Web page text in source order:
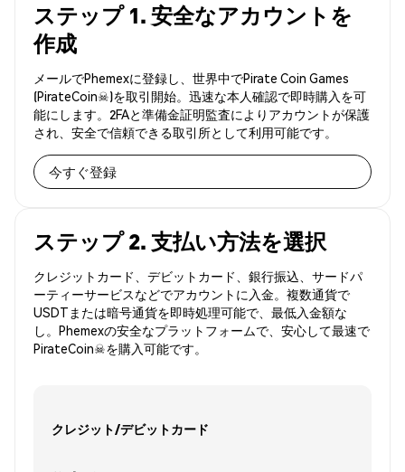
ステップ 1. 安全なアカウントを
作成
メールでPhemexに登録し、世界中でPirate Coin Games
(PirateCoin☠)を取引開始。迅速な本人確認で即時購入を可
能にします。2FAと準備金証明監査によりアカウントが保護
され、安全で信頼できる取引所として利用可能です。
今すぐ登録
ステップ 2. 支払い方法を選択
クレジットカード、デビットカード、銀行振込、サードパ
ーティーサービスなどでアカウントに入金。複数通貨で
USDTまたは暗号通貨を即時処理可能で、最低入金額な
し。Phemexの安全なプラットフォームで、安心して最速で
PirateCoin☠を購入可能です。
クレジット/デビットカード